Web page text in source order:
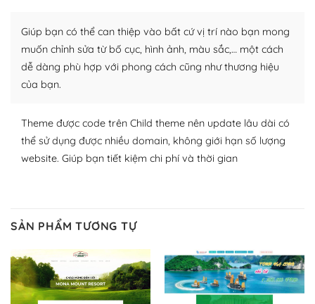
plugin của WordPress rất phong phú. Bạn có thể thỏa
thích chọn lựa plugin và themes phù hợp cho mục đích
lập website của mình.
WordPress đa dạng plugin và themes
– Dễ sử dụng
Với mọi Hosting bất kỳ thì WordPress đều có thể dễ
dàng thiết lập vì thực tế nó đã cung cấp khoảng 60%
trang web WordPress của bạn.
Dễ dàng lựa chọn Hosting cho website WordPress
– Bảo mật cực tốt
Giúp bạn có thể can thiệp vào bất cứ vị trí nào bạn mong
muốn chỉnh sửa từ bố cục, hình ảnh, màu sắc,… một cách
dễ dàng phù hợp với phong cách cũng như thương hiệu
của bạn.
Theme được code trên Child theme nên update lâu dài có
thể sử dụng được nhiều domain, không giới hạn số lượng
website. Giúp bạn tiết kiệm chi phí và thời gian
SẢN PHẨM TƯƠNG TỰ